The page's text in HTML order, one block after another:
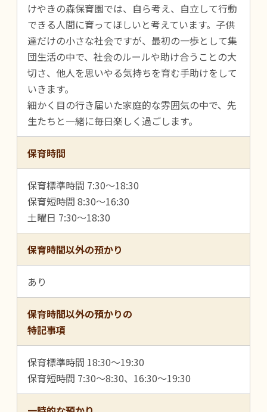
けやきの森保育園では、自ら考え、自立して行動
できる人間に育ってほしいと考えています。子供
達だけの小さな社会ですが、最初の一歩として集
団生活の中で、社会のルールや助け合うことの大
切さ、他人を思いやる気持ちを育む手助けをして
いきます。
細かく目の行き届いた家庭的な雰囲気の中で、先
生たちと一緒に毎日楽しく過ごします。
保育時間
保育標準時間 7:30～18:30
保育短時間 8:30～16:30
土曜日 7:30～18:30
保育時間以外の預かり
あり
保育時間以外の預かりの
特記事項
保育標準時間 18:30～19:30
保育短時間 7:30～8:30、16:30～19:30